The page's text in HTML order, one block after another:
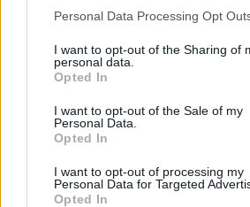
Please note that this website/app uses
not limited to your visit or usage
grant or deny consent to Google and
use your data for below specified
consent section.
Personal Data Processing Opt
I want to opt-out of the Sharing of
personal data.
Opted In
I want to opt-out of the Sale of my
Personal Data.
Opted In
I want to opt-out of processing my
Personal Data for Targeted
Opted In
Capital választási szakértője is,
beszélt: amikor a
kutatási adatokkal érvelnek, az
nyáron emlegetett 80
választókerületről már akkor is
hogy nem reális célkitűzés.